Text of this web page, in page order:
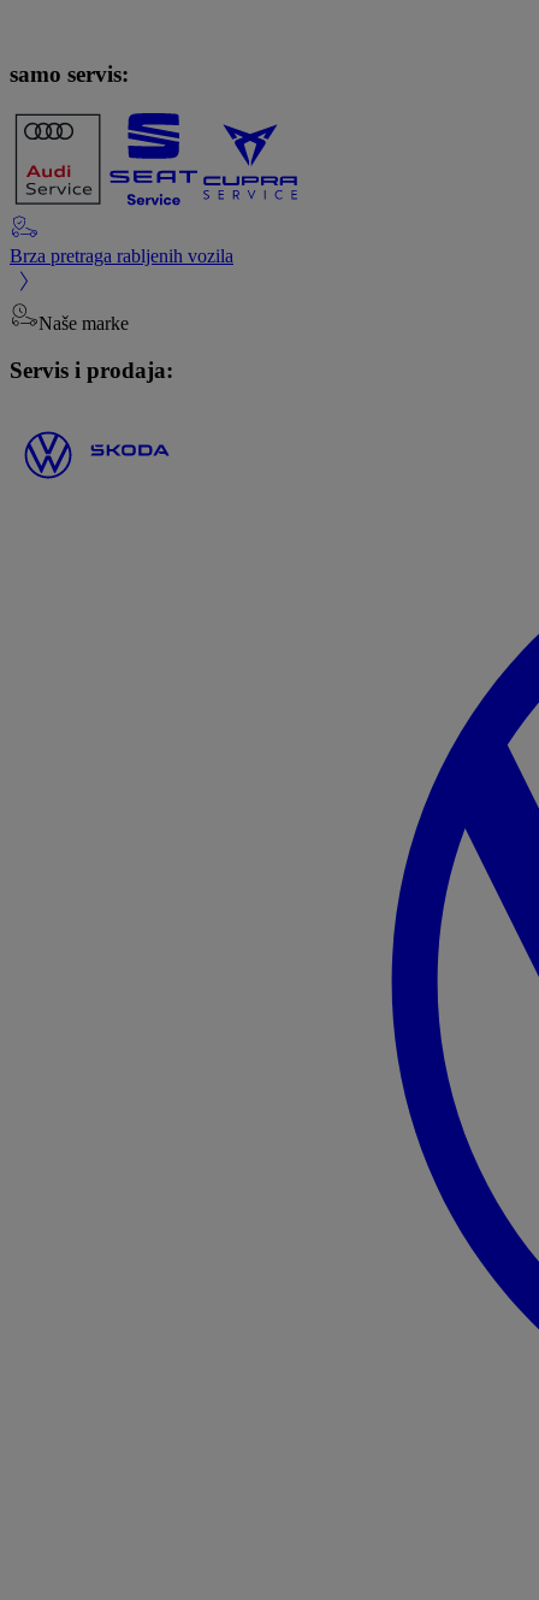
samo servis:
Brza pretraga rabljenih vozila
Naše marke
Servis i prodaja: